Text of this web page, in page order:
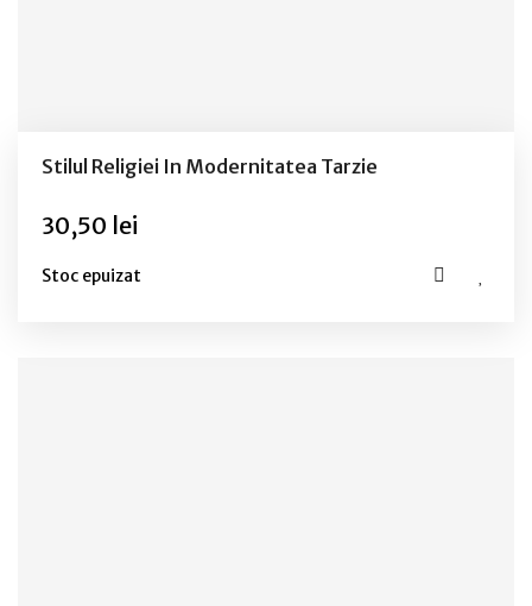
Stilul Religiei In Modernitatea Tarzie
30,50 lei
Stoc epuizat